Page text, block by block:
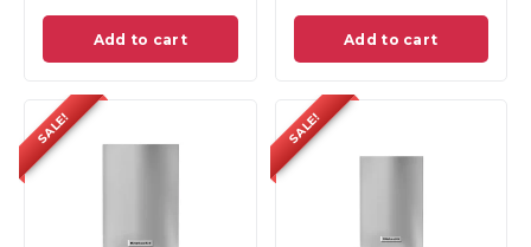
Add to cart Add to cart
SALE! SALE!